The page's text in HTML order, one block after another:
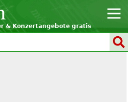
& Konzertangebote gratis